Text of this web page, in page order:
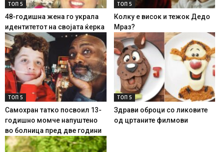
ТОП 5
48-годишна жена го украла
идентитетот на својата ќерка
ТОП 5
Колку е висок и тежок Дедо
Мраз?
ТОП 5
Самохран татко посвоил 13-
годишно момче напуштено
во болница пред две години
ТОП 5
Здрави оброци со ликовите
од цртаните филмови